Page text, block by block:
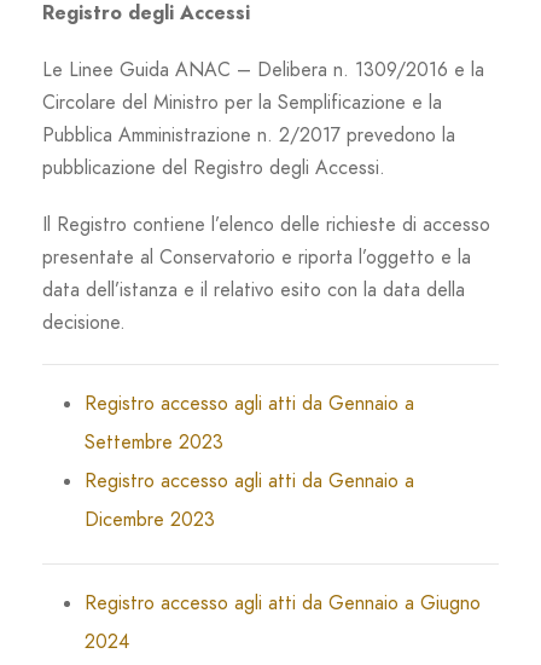
Registro degli Accessi
Le Linee Guida ANAC – Delibera n. 1309/2016 e la
Circolare del Ministro per la Semplificazione e la
Pubblica Amministrazione n. 2/2017 prevedono la
pubblicazione del Registro degli Accessi.
Il Registro contiene l’elenco delle richieste di accesso
presentate al Conservatorio e riporta l’oggetto e la
data dell’istanza e il relativo esito con la data della
decisione.
Registro accesso agli atti da Gennaio a
Settembre 2023
Registro accesso agli atti da Gennaio a
Dicembre 2023
Registro accesso agli atti da Gennaio a Giugno
2024